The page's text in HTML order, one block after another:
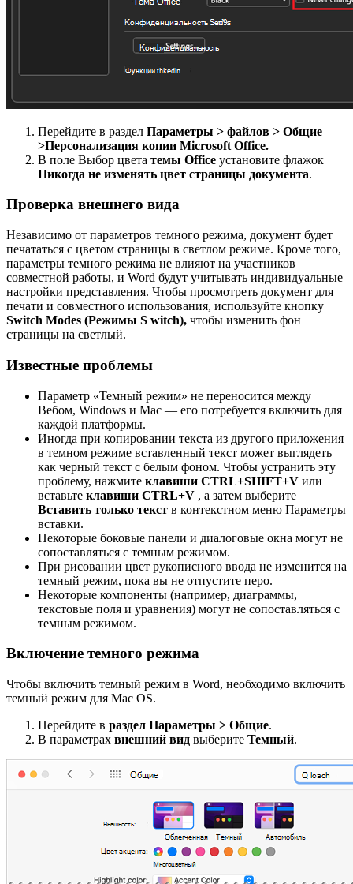
Перейдите в раздел Параметры > файлов > Общие
>Персонализация копии Microsoft Office.
В поле Выбор цвета темы Office установите флажок
Никогда не изменять цвет страницы документа.
Проверка внешнего вида
Независимо от параметров темного режима, документ будет
печататься с цветом страницы в светлом режиме. Кроме того,
параметры темного режима не влияют на участников
совместной работы, и Word будут учитывать индивидуальные
настройки представления. Чтобы просмотреть документ для
печати и совместного использования, используйте кнопку
Switch Modes (Режимы S witch), чтобы изменить фон
страницы на светлый.
Известные проблемы
Параметр «Темный режим» не переносится между
Вебом, Windows и Mac — его потребуется включить для
каждой платформы.
Иногда при копировании текста из другого приложения
в темном режиме вставленный текст может выглядеть
как черный текст с белым фоном. Чтобы устранить эту
проблему, нажмите клавиши CTRL+SHIFT+V или
вставьте клавиши CTRL+V , а затем выберите
Вставить только текст в контекстном меню Параметры
вставки.
Некоторые боковые панели и диалоговые окна могут не
сопоставляться с темным режимом.
При рисовании цвет рукописного ввода не изменится на
темный режим, пока вы не отпустите перо.
Некоторые компоненты (например, диаграммы,
текстовые поля и уравнения) могут не сопоставляться с
темным режимом.
Включение темного режима
Чтобы включить темный режим в Word, необходимо включить
темный режим для Mac OS.
Перейдите в раздел Параметры > Общие.
В параметрах внешний вид выберите Темный.